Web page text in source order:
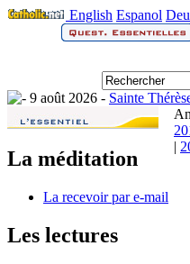
English Espanol
9 août 2026 - Sainte
La méditation
La recevoir par e-mail
Les lectures
|